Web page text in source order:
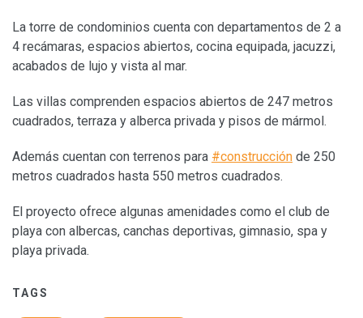
La torre de condominios cuenta con departamentos de 2 a
4 recámaras, espacios abiertos, cocina equipada, jacuzzi,
acabados de lujo y vista al mar.
Las villas comprenden espacios abiertos de 247 metros
cuadrados, terraza y alberca privada y pisos de mármol.
Además cuentan con terrenos para #construcción de 250
metros cuadrados hasta 550 metros cuadrados.
El proyecto ofrece algunas amenidades como el club de
playa con albercas, canchas deportivas, gimnasio, spa y
playa privada.
TAGS